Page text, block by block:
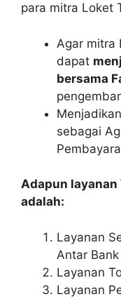
para mitra Loket
Agar mitra
dapat
bersama
Menjadikan
sebagai
Adapun layanan
adalah:
Layanan
Antar Bank
Layanan
Layanan